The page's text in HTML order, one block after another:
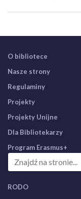
O bibliotece
Nasze strony
Regulaminy
Projekty
Projekty Unijne
Dla Bibliotekarzy
Program Erasmus+
RODO